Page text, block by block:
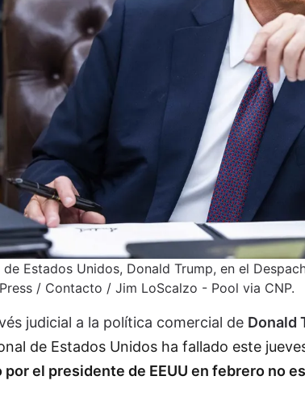
Estados Unidos, Donald Trump, en el
/ Contacto / Jim LoScalzo - Pool via CNP.
judicial a la política comercial de Donald
de Estados Unidos ha fallado este
por el presidente de EEUU en febrero no